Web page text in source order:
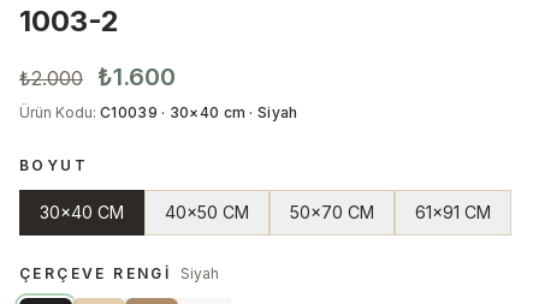
1003-2
₺2.000 ₺1.600
Ürün Kodu: C10039 · 30×40 cm · Siyah
BOYUT
30x40 CM 40x50 CM 50x70 CM 61x91 CM
ÇERÇEVE RENGI Siyah